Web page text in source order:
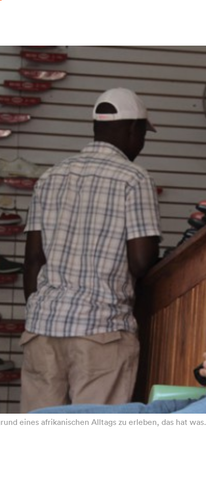
eines afrikanischen Alltags zu erleben, das hat was.